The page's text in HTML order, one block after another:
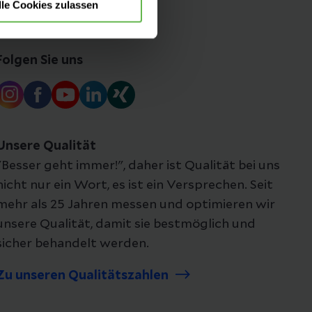
Cookies zulassen
Sie uns
Qualität
geht immer!", daher ist Qualität bei uns
nur ein Wort, es ist ein Versprechen. Seit
als 25 Jahren messen und optimieren wir
Qualität, damit sie bestmöglich und
behandelt werden.
unseren Qualitätszahlen